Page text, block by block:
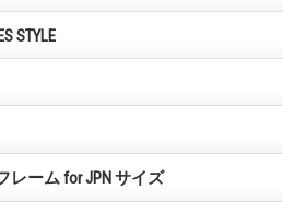
STYLE
レーム for JPN サイズ